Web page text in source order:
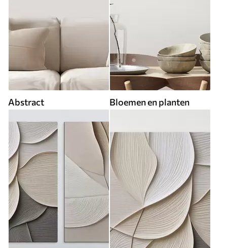
Abstract Bloemen en planten